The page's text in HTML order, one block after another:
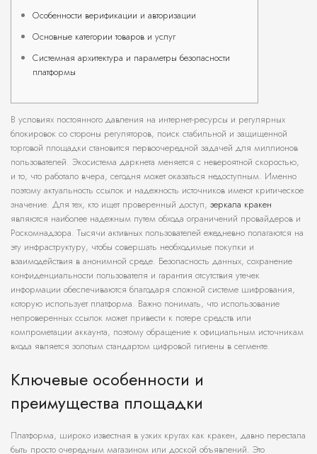
Особенности верификации и авторизации
Основные категории товаров и услуг
Системная архитектура и параметры безопасности
платформы
В условиях постоянного давления на интернет-ресурсы и регулярных
блокировок со стороны регуляторов, поиск стабильной и защищенной
торговой площадки становится первоочередной задачей для миллионов
пользователей. Экосистема даркнета меняется с невероятной скоростью,
и то, что работало вчера, сегодня может оказаться недоступным. Именно
поэтому актуальность ссылок и надежность источников имеют критическое
значение. Для тех, кто ищет проверенный доступ, зеркала кракен
являются наиболее надежным путем обхода ограничений провайдеров и
Роскомнадзора. Тысячи активных пользователей ежедневно полагаются на
эту инфраструктуру, чтобы совершать необходимые покупки и
взаимодействия в анонимной среде. Безопасность данных, сохранение
конфиденциальности пользователя и гарантия отсутствия утечек
информации обеспечиваются благодаря сложной системе шифрования,
которую использует платформа. Важно понимать, что использование
непроверенных ссылок может привести к потере средств или
компрометации аккаунта, поэтому обращение к официальным источникам
входа является золотым стандартом цифровой гигиены в сегменте.
Ключевые особенности и
преимущества площадки
Платформа, широко известная в узких кругах как кракен, давно перестала
быть просто очередным магазином или доской объявлений. Это